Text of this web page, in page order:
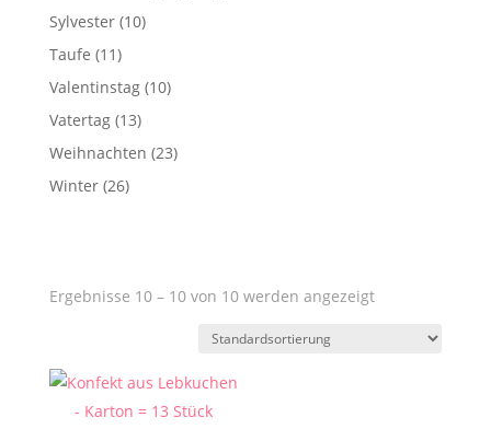
Sylvester (10)
Taufe (11)
Valentinstag (10)
Vatertag (13)
Weihnachten (23)
Winter (26)
Ergebnisse 10 – 10 von 10 werden angezeigt